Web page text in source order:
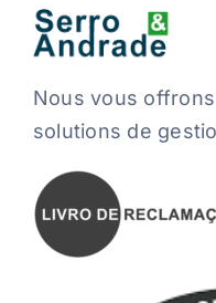
Nous vous
solutions de